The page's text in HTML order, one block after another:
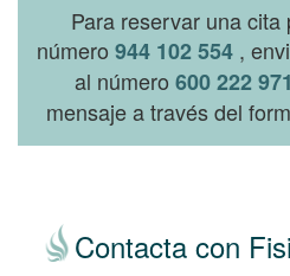
Para reservar una cita
número944 102 554 ,
al número600 222 971
mensaje a través del
Contacta con